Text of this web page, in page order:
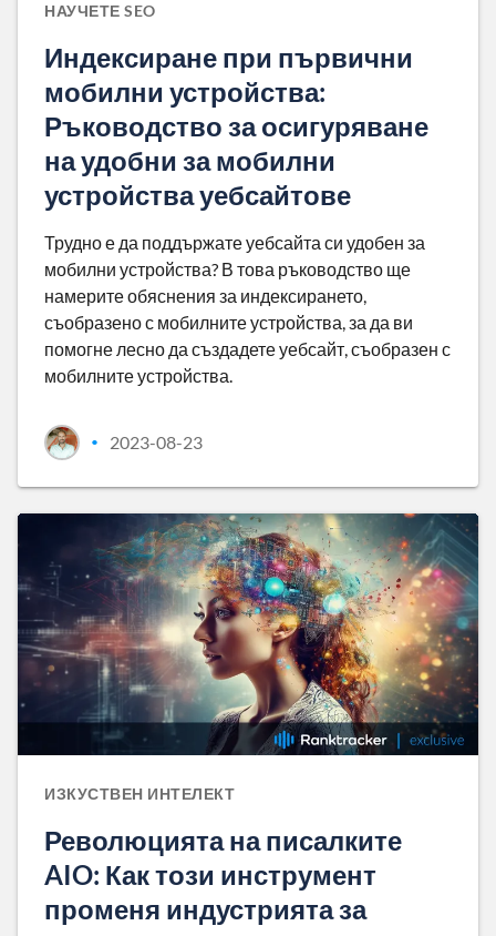
НАУЧЕТЕ SEO
Индексиране при първични
мобилни устройства:
Ръководство за осигуряване
на удобни за мобилни
устройства уебсайтове
Трудно е да поддържате уебсайта си удобен за
мобилни устройства? В това ръководство ще
намерите обяснения за индексирането,
съобразено с мобилните устройства, за да ви
помогне лесно да създадете уебсайт, съобразен с
мобилните устройства.
• 2023-08-23
ИЗКУСТВЕН ИНТЕЛЕКТ
Революцията на писалките
AIO: Как този инструмент
променя индустрията за